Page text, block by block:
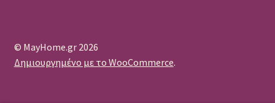
© MayHome.gr 2026
Δημιουργημένο με το WooCommerce.